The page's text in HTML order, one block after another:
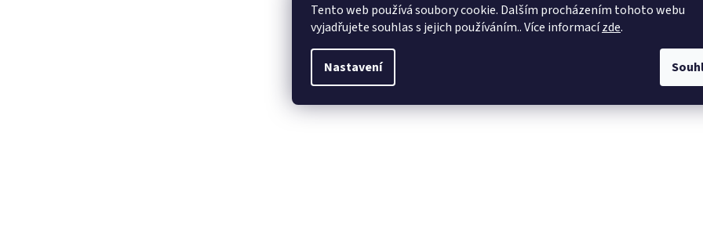
Tento web používá soubory cookie. Dalším procházením tohoto webu
vyjadřujete souhlas s jejich používáním.. Více informacízde.
Nastavení